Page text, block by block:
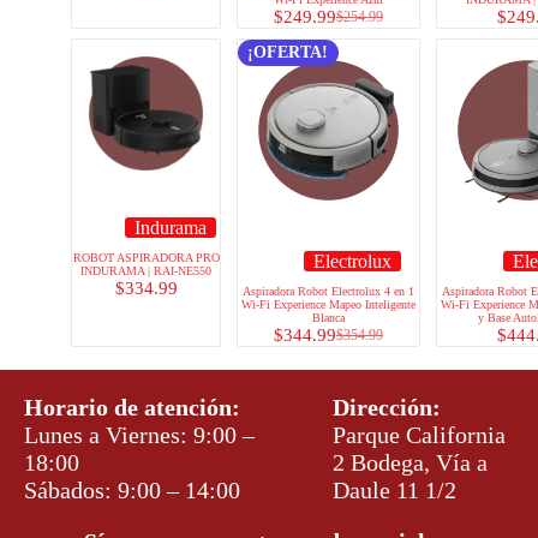
$254.99
$249.99 $
Indurama
ROBOT ASPIRADORA PRO
INDURAMA | RAI-NE550
$334.99
¡OFERTA!
Electrolux
Aspiradora Robot Electrolux 4 en 1
Wi-Fi Experience Mapeo Inteligente
Blanca
$354.99
$344.99
Aspiradora Robot
Wi-Fi Experience
y Base
$
Horario de atención:
Lunes a Viernes: 9:00 –
18:00
Sábados: 9:00 – 14:00
Dirección:
Parque California
2 Bodega, Vía a
Daule 11 1/2